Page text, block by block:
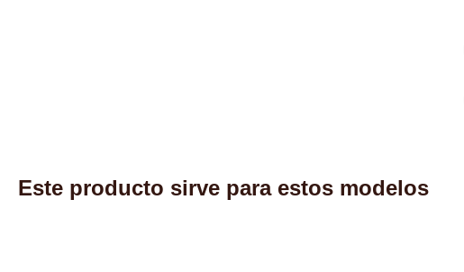
Este producto sirve para estos modelos